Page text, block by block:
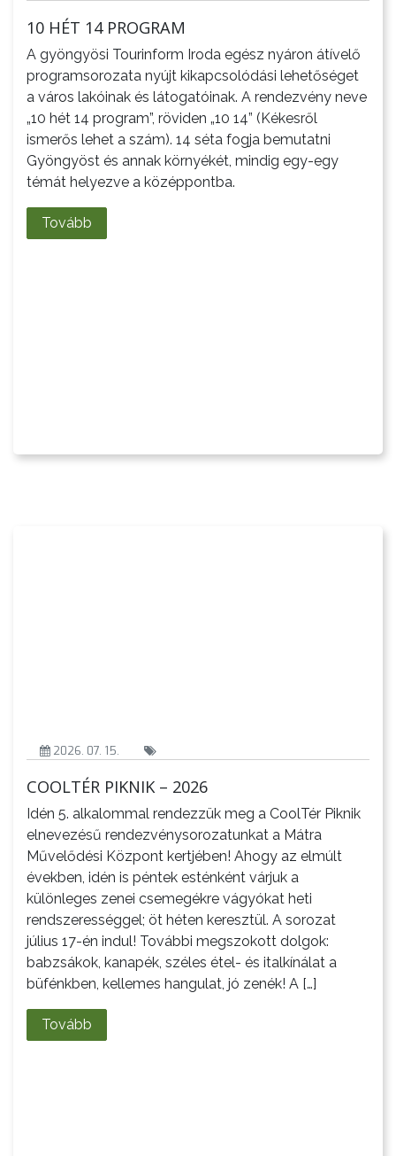
10 HÉT 14 PROGRAM
A gyöngyösi Tourinform Iroda egész nyáron átívelő
programsorozata nyújt kikapcsolódási lehetőséget
a város lakóinak és látogatóinak. A rendezvény neve
„10 hét 14 program”, röviden „10 14” (Kékesről
ismerős lehet a szám). 14 séta fogja bemutatni
Gyöngyöst és annak környékét, mindig egy-egy
témát helyezve a középpontba.
Tovább
2026. 07. 15.
COOLTÉR PIKNIK – 2026
Idén 5. alkalommal rendezzük meg a CoolTér Piknik
elnevezésű rendezvénysorozatunkat a Mátra
Művelődési Központ kertjében! Ahogy az elmúlt
években, idén is péntek esténként várjuk a
különleges zenei csemegékre vágyókat heti
rendszerességgel; öt héten keresztül. A sorozat
július 17-én indul! További megszokott dolgok:
babzsákok, kanapék, széles étel- és italkínálat a
büfénkben, kellemes hangulat, jó zenék! A […]
Tovább